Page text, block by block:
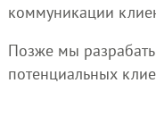
коммуникации
Позже мы
потенциальных